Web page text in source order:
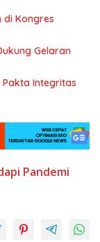
di Kongres
Gelaran
Integritas
Pandemi